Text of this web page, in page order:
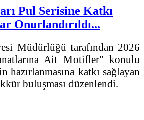
Pul Serisine Katkı
Onurlandırıldı...
Müdürlüğü tarafından 2026
Ait Motifler" konulu
hazırlanmasına katkı sağlayan
buluşması düzenlendi.